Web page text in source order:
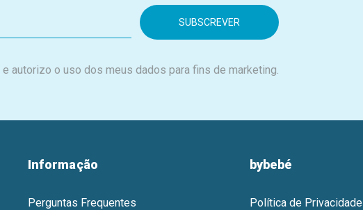
e autorizo o uso dos meus dados para fins de marketing.
Informação
Perguntas Frequentes
bybebé
Política de Privacidade